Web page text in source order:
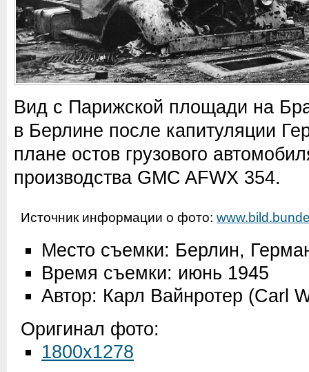
Вид с Парижской площади на
в Берлине после капитуляции
плане остов грузового
производства GMC AFWX 354.
Источник информации о фото:
Место съемки: Берлин,
Время съемки: июнь 1945
Автор: Карл Вайнротер (Carl
Оригинал фото:
1800x1278